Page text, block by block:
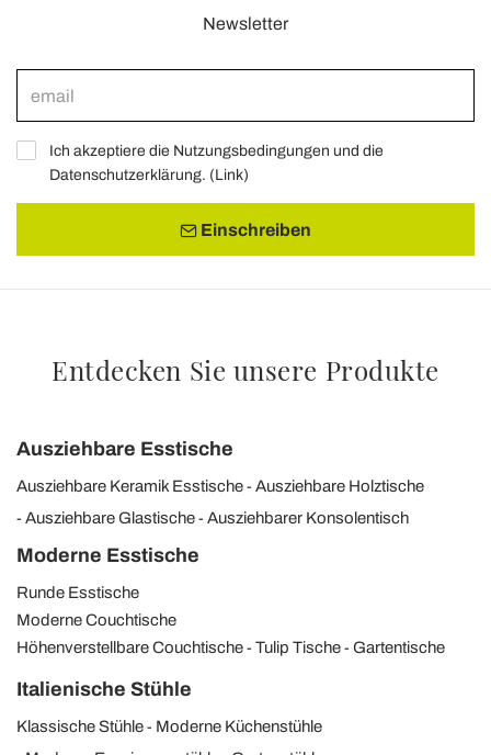
Newsletter
Ich akzeptiere die Nutzungsbedingungen und die
Datenschutzerklärung. (Link)
Einschreiben
Entdecken Sie unsere Produkte
Ausziehbare Esstische
Ausziehbare Keramik Esstische
Ausziehbare Holztische
Ausziehbare Glastische
Ausziehbarer Konsolentisch
Moderne Esstische
Runde Esstische
Moderne Couchtische
Höhenverstellbare Couchtische
Tulip Tische Gartentische
Italienische Stühle
Klassische Stühle
Moderne Küchenstühle